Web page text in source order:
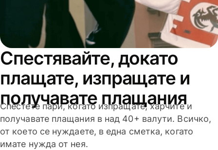
Спестявайте, докато
плащате, изпращате и
получавате плащания
Спестете пари, когато изпращате, харчите и
получавате плащания в над 40+ валути. Всичко,
от което се нуждаете, в една сметка, когато
имате нужда от нея.